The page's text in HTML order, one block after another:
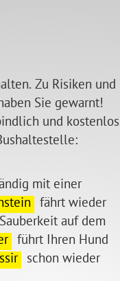
Zu Risiken und
Sie gewarnt!
und kostenlos
mit einer
fährt wieder
auf dem
führt Ihren Hund
schon wieder